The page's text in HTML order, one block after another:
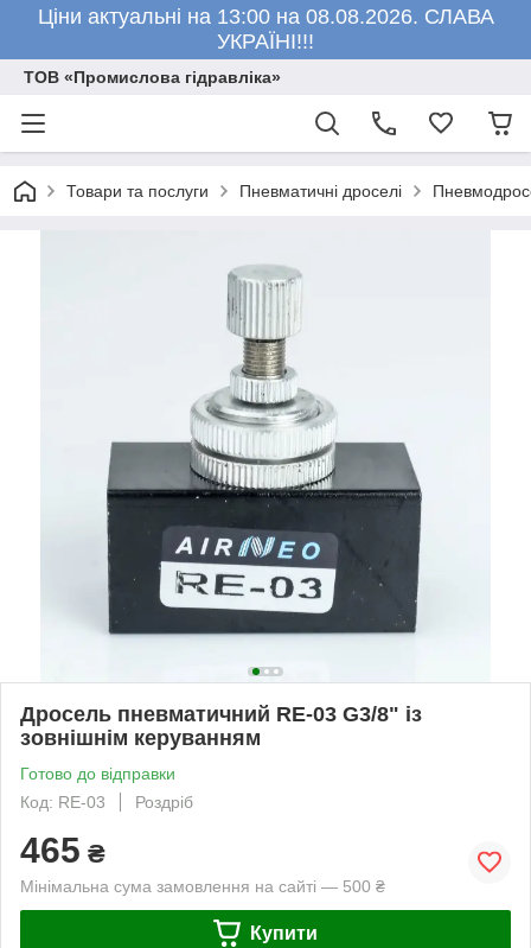
Ціни актуальні на 13:00 на 08.08.2026. СЛАВА
УКРАЇНІ!!!
ТОВ «Промислова гідравліка»
Товари та послуги Пневматичні дроселі
Дросель пневматичний RE-03 G3/8" із
зовнішнім керуванням
Готово до відправки
Код: RE-03
Роздріб
465 ₴
Мінімальна сума замовлення на сайті — 500 ₴
Купити